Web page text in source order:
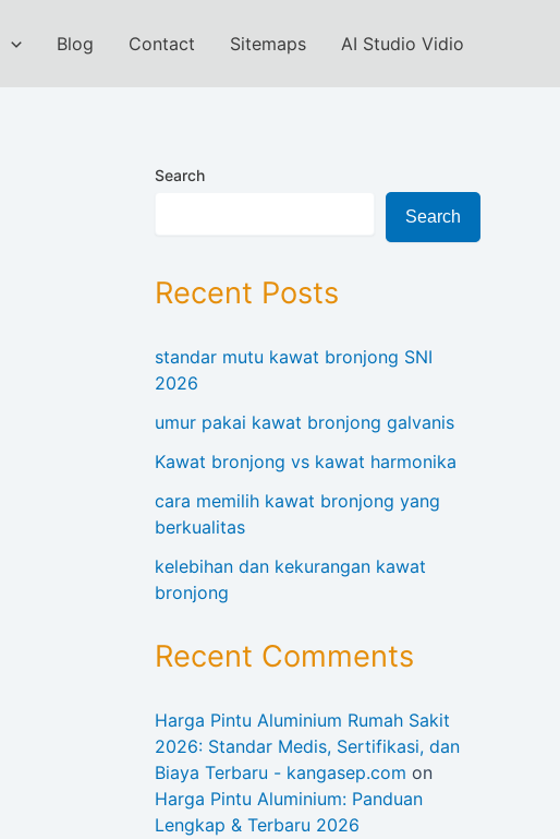
Blog Contact Sitemaps AI Studio Vidio
Search
Search
Recent Posts
standar mutu kawat bronjong SNI
2026
umur pakai kawat bronjong galvanis
Kawat bronjong vs kawat harmonika
cara memilih kawat bronjong yang
berkualitas
kelebihan dan kekurangan kawat
bronjong
Recent Comments
Harga Pintu Aluminium Rumah Sakit
2026: Standar Medis, Sertifikasi, dan
Biaya Terbaru - kangasep.com on
Harga Pintu Aluminium: Panduan
Lengkap & Terbaru 2026